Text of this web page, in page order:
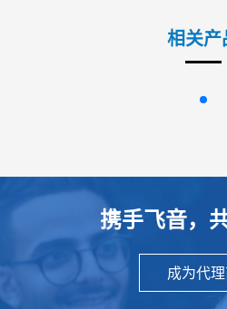
相关产
携手飞音，
成为代